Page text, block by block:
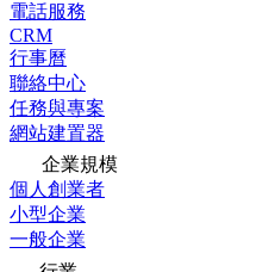
電話服務
CRM
行事曆
聯絡中心
任務與專案
網站建置器
企業規模
個人創業者
小型企業
一般企業